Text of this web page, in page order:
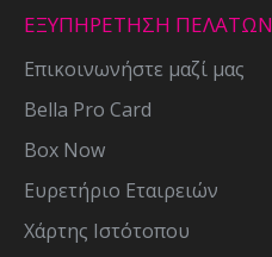
ΕΞΥΠΗΡΕΤΗΣΗ ΠΕΛΑΤΩΝ
Επικοινωνήστε μαζί μας
Bella Pro Card
Box Now
Ευρετήριο Εταιρειών
Χάρτης Ιστότοπου